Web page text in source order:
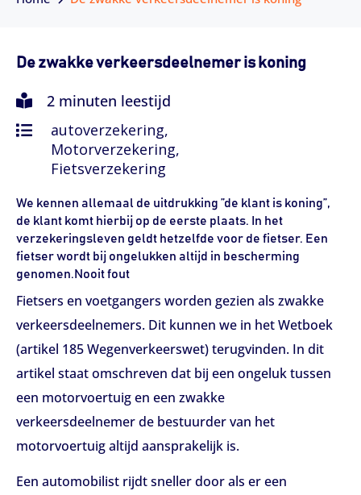
De zwakke verkeersdeelnemer is koning
2 minuten leestijd
autoverzekering,
Motorverzekering,
Fietsverzekering
We kennen allemaal de uitdrukking ”de klant is koning”,
de klant komt hierbij op de eerste plaats. In het
verzekeringsleven geldt hetzelfde voor de fietser. Een
fietser wordt bij ongelukken altijd in bescherming
genomen.Nooit fout
Fietsers en voetgangers worden gezien als zwakke
verkeersdeelnemers. Dit kunnen we in het Wetboek
(artikel 185 Wegenverkeerswet) terugvinden. In dit
artikel staat omschreven dat bij een ongeluk tussen
een motorvoertuig en een zwakke
verkeersdeelnemer de bestuurder van het
motorvoertuig altijd aansprakelijk is.
Een automobilist rijdt sneller door als er een